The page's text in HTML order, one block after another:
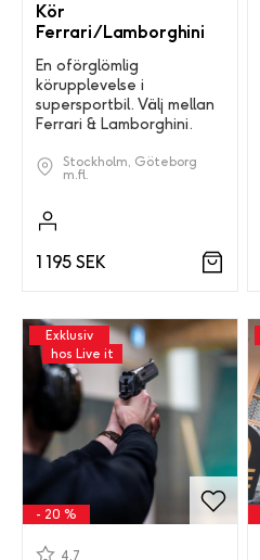
Kör
Ferrari/Lamborghini
En oförglömlig
körupplevelse i
supersportbil. Välj mellan
Ferrari & Lamborghini.
Stockholm, Göteborg
m.fl.
1 195 SEK
- 20 %
Exklusiv
hos Live it
4.7